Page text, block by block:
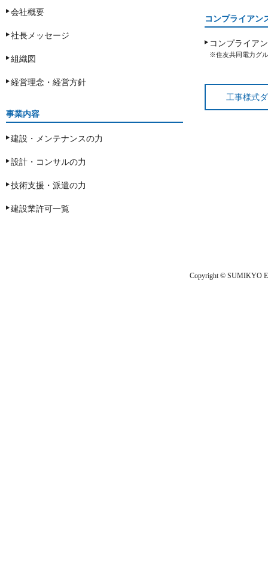
会社概要
社長メッセージ
組織図
経営理念・経営方針
事業内容
建設・メンテナンスの力
設計・コンサルの力
技術支援・派遣の力
建設業許可一覧
コンプライアン
コンプライア
※住友共同電力グ
工事様式
Copyright © SUMIKYO